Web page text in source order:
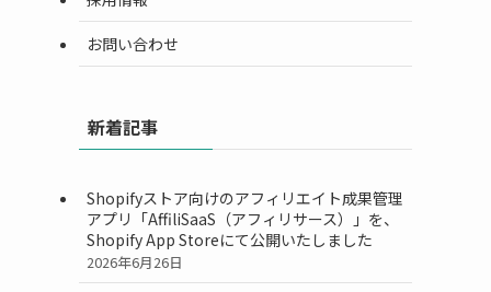
お問い合わせ
新着記事
Shopifyストア向けのアフィリエイト成果管理
アプリ「AffiliSaaS（アフィリサース）」を、
Shopify App Storeにて公開いたしました
2026年6月26日